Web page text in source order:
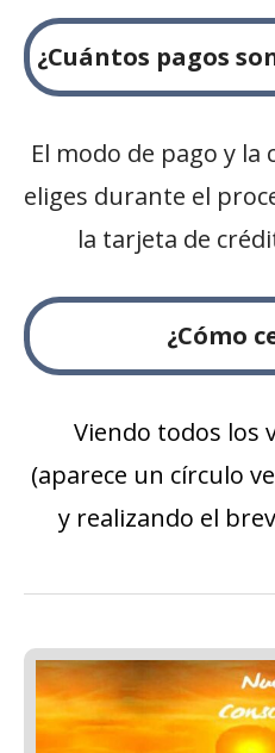
¿Cuántos pagos
El modo de pago y la
eliges durante el
la tarjeta de
¿Cómo
Viendo todos los
(aparece un círculo
y realizando el